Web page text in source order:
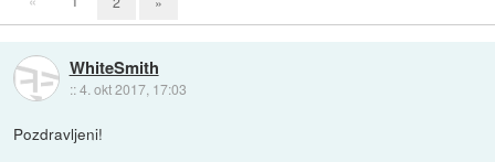
WhiteSmith
::4. okt 2017, 17:03
Pozdravljeni!